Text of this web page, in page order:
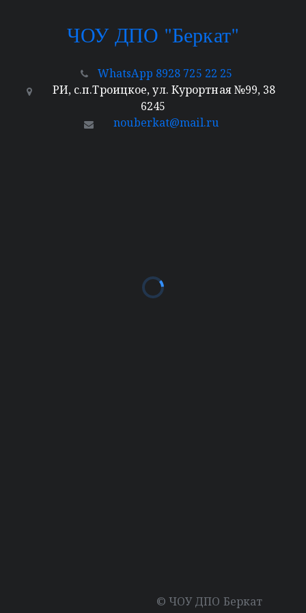
ЧОУ ДПО "Беркат"
WhatsApp 8928 725 22 25
РИ, с.п.Троицкое,ул. Курортная №99, 38
6245
nouberkat@mail.ru
© ЧОУ ДПО Беркат